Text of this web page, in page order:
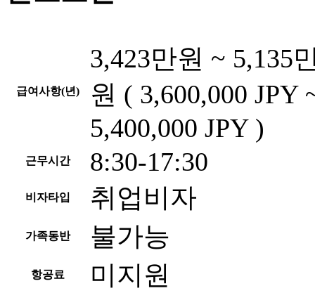
급여사항(년)
3,423만원 ~ 5,135
원 ( 3,600,000 JPY
5,400,000 JPY )
근무시간 8:30-17:30
비자타입 취업비자
가족동반 불가능
항공료 미지원